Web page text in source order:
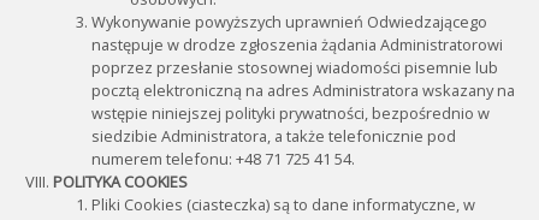
Wykonywanie powyższych uprawnień Odwiedzającego
następuje w drodze zgłoszenia żądania Administratorowi
poprzez przesłanie stosownej wiadomości pisemnie lub
pocztą elektroniczną na adres Administratora wskazany na
wstępie niniejszej polityki prywatności, bezpośrednio w
siedzibie Administratora, a także telefonicznie pod
numerem telefonu: +48 71 725 41 54.
POLITYKA COOKIES
Pliki Cookies (ciasteczka) są to dane informatyczne, w